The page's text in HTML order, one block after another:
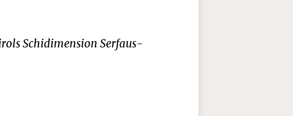
Schidimension Serfaus-